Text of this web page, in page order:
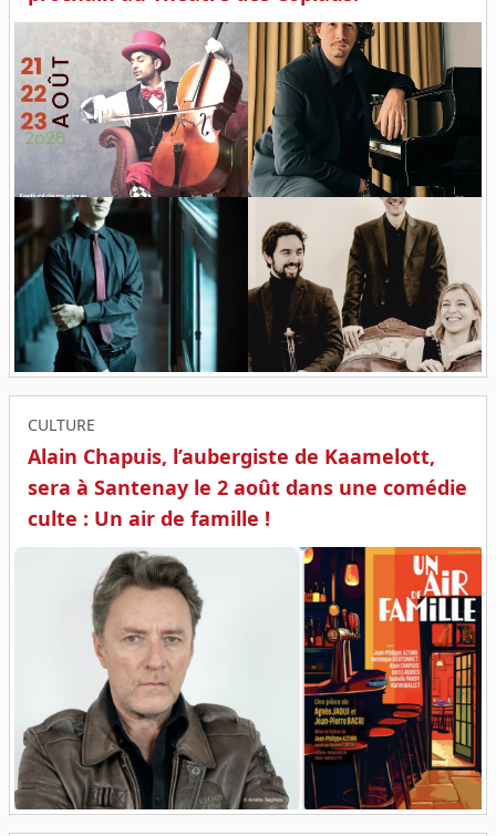
CULTURE
Alain Chapuis, l’aubergiste de Kaamelott,
sera à Santenay le 2 août dans une comédie
culte : Un air de famille !